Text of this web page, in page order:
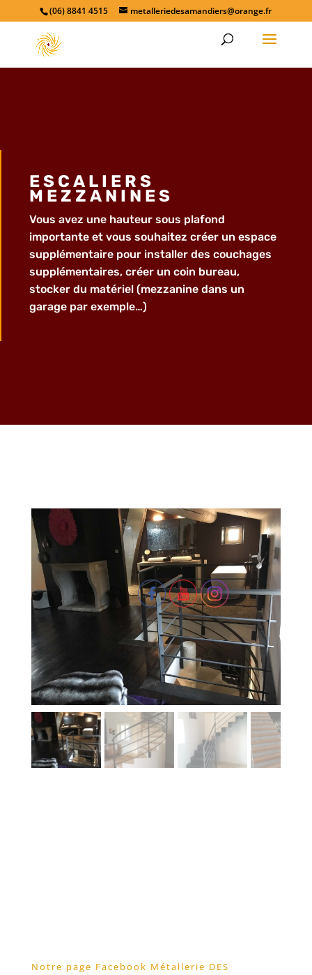
(06) 8841 4515 metalleriedesamandiers@orange.fr
ESCALIERS
MEZZANINES
Vous avez une hauteur sous plafond
importante et vous souhaitez créer un espace
supplémentaire pour installer des couchages
supplémentaires, créer un coin bureau,
stocker du matériel (mezzanine dans un
garage par exemple…)
Notre page Facebook Métallerie DES